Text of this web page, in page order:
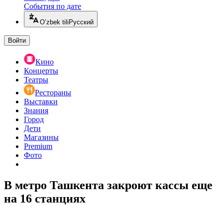
События по дате
O’zbek tili Русский
Войти
Кино
Концерты
Театры
Рестораны
Выставки
Знания
Город
Дети
Магазины
Premium
Фото
В метро Ташкента закроют кассы еще
на 16 станциях